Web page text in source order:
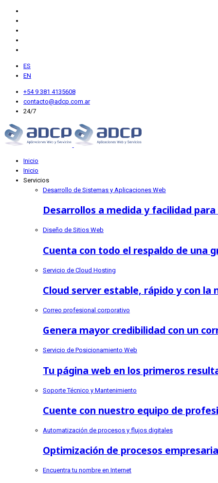
ES
EN
+54 9 381 4135608
contacto@adcp.com.ar
24/7
Inicio
Inicio
Servicios
Desarrollo de Sistemas y Aplicaciones Web
Desarrollos a medida y facilidad
Diseño de Sitios Web
Cuenta con todo el respaldo de una
Servicio de Cloud Hosting
Cloud server estable, rápido y con la
Correo profesional corporativo
Genera mayor credibilidad con un
Servicio de Posicionamiento Web
Tu página web en los primeros
Soporte Técnico y Mantenimiento
Cuente con nuestro equipo de
Automatización de procesos y flujos digitales
Optimización de procesos
Encuentra tu nombre en Internet